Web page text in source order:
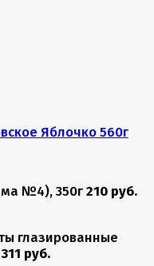
№4), 350г 210 руб.
глазированные
311 руб.